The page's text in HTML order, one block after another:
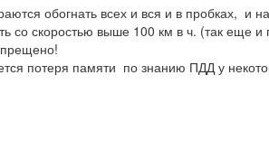
обогнать всех и вся и в пробках,  и
со скоростью выше 100 км в ч. (так еще
потеря памяти  по знанию ПДД у